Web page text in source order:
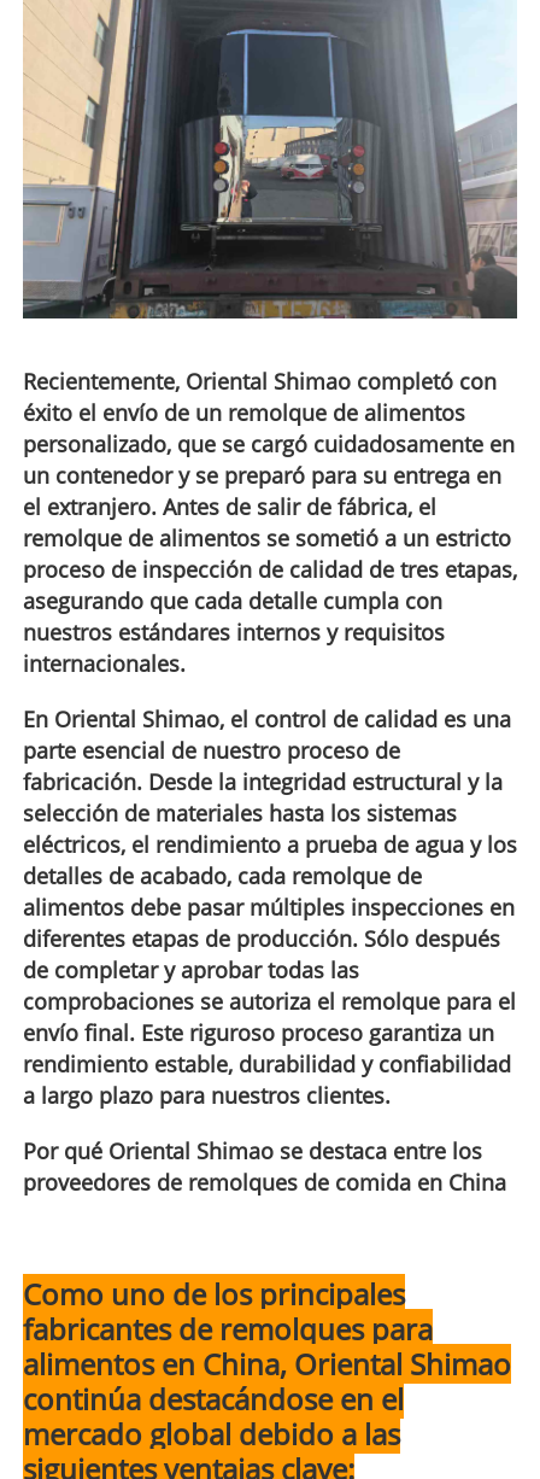
Recientemente, Oriental Shimao completó con
éxito el envío de un remolque de alimentos
personalizado, que se cargó cuidadosamente en
un contenedor y se preparó para su entrega en
el extranjero. Antes de salir de fábrica, el
remolque de alimentos se sometió a un estricto
proceso de inspección de calidad de tres etapas,
asegurando que cada detalle cumpla con
nuestros estándares internos y requisitos
internacionales.
En Oriental Shimao, el control de calidad es una
parte esencial de nuestro proceso de
fabricación. Desde la integridad estructural y la
selección de materiales hasta los sistemas
eléctricos, el rendimiento a prueba de agua y los
detalles de acabado, cada remolque de
alimentos debe pasar múltiples inspecciones en
diferentes etapas de producción. Sólo después
de completar y aprobar todas las
comprobaciones se autoriza el remolque para el
envío final. Este riguroso proceso garantiza un
rendimiento estable, durabilidad y confiabilidad
a largo plazo para nuestros clientes.
Por qué Oriental Shimao se destaca entre los
proveedores de remolques de comida en China
Como uno de los principales
fabricantes de remolques para
alimentos en China, Oriental Shimao
continúa destacándose en el
mercado global debido a las
siguientes ventajas clave: